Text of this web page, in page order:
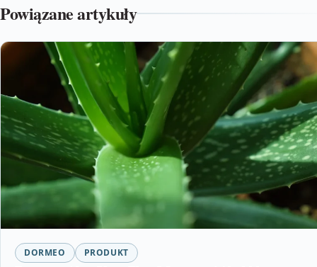
Powiązane artykuły
DORMEO PRODUKT